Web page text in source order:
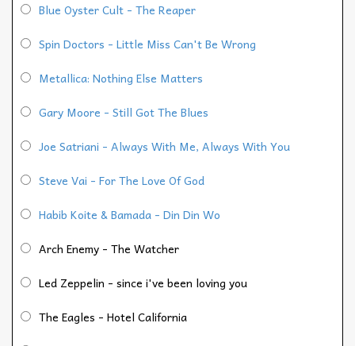
Blue Oyster Cult - The Reaper
Spin Doctors - Little Miss Can't Be Wrong
Metallica: Nothing Else Matters
Gary Moore - Still Got The Blues
Joe Satriani - Always With Me, Always With You
Steve Vai - For The Love Of God
Habib Koite & Bamada - Din Din Wo
Arch Enemy - The Watcher
Led Zeppelin - since i've been loving you
The Eagles - Hotel California